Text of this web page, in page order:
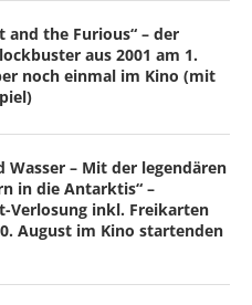
and the Furious“ – der
aus 2001 am 1.
noch einmal im Kino (mit
Wasser – Mit der legendären
in die Antarktis“ –
Verlosung inkl. Freikarten
August im Kino startenden